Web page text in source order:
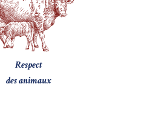
Respect
des animaux